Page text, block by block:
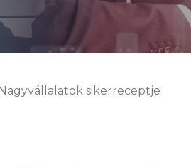
sikerreceptje